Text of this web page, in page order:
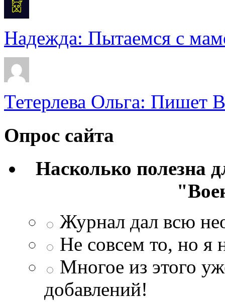
Надежда: Пытаемся с
Тетерлева Ольга: Пишет
Опрос сайта
Насколько полезна
Журнал дал всю
Не совсем то, но я
Многое из этого
добавлений!